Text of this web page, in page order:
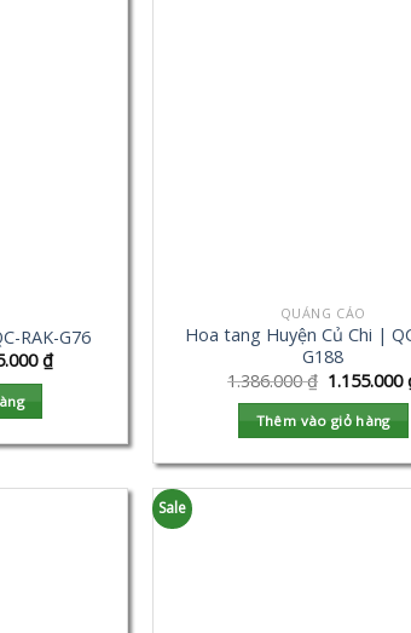
RAK-G76
₫
QUẢNG CÁO
Hoa tang Huyện Củ Chi |
G188
1.386.000₫ 1.155.000
Thêm vào giỏ hàng
Sale